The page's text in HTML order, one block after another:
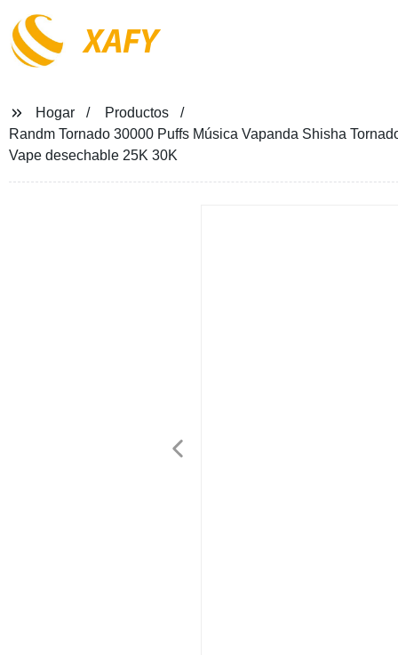
XAFY
Hogar
Productos
Randm Tornado 30000 Puffs Música Vapanda Shisha
Vape desechable 25K 30K